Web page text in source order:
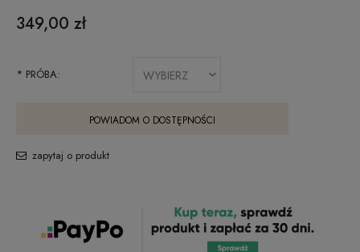
349,00 zł
* PRÓBA:
POWIADOM O DOSTĘPNOŚCI
zapytaj o produkt